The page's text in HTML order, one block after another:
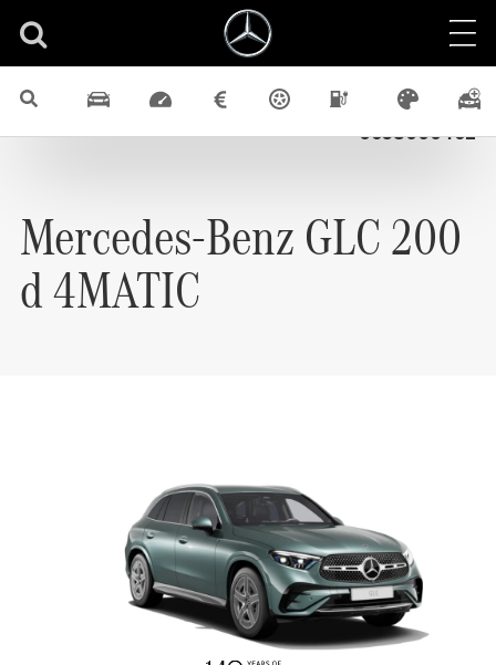
Nové vozidlá GLC Diesel
0658000462
Mercedes-BenzGLC 200
d 4MATIC